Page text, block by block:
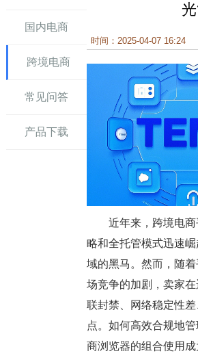
国内电商
跨境电商
常见问答
产品下载
时间：2025-04-07 16:24
近年来，跨境电商
略和全托管模式迅速
域的黑马。然而，随
场竞争的加剧，卖家
联封禁、网络稳定性
点。如何高效合规地
商浏览器的组合使用成